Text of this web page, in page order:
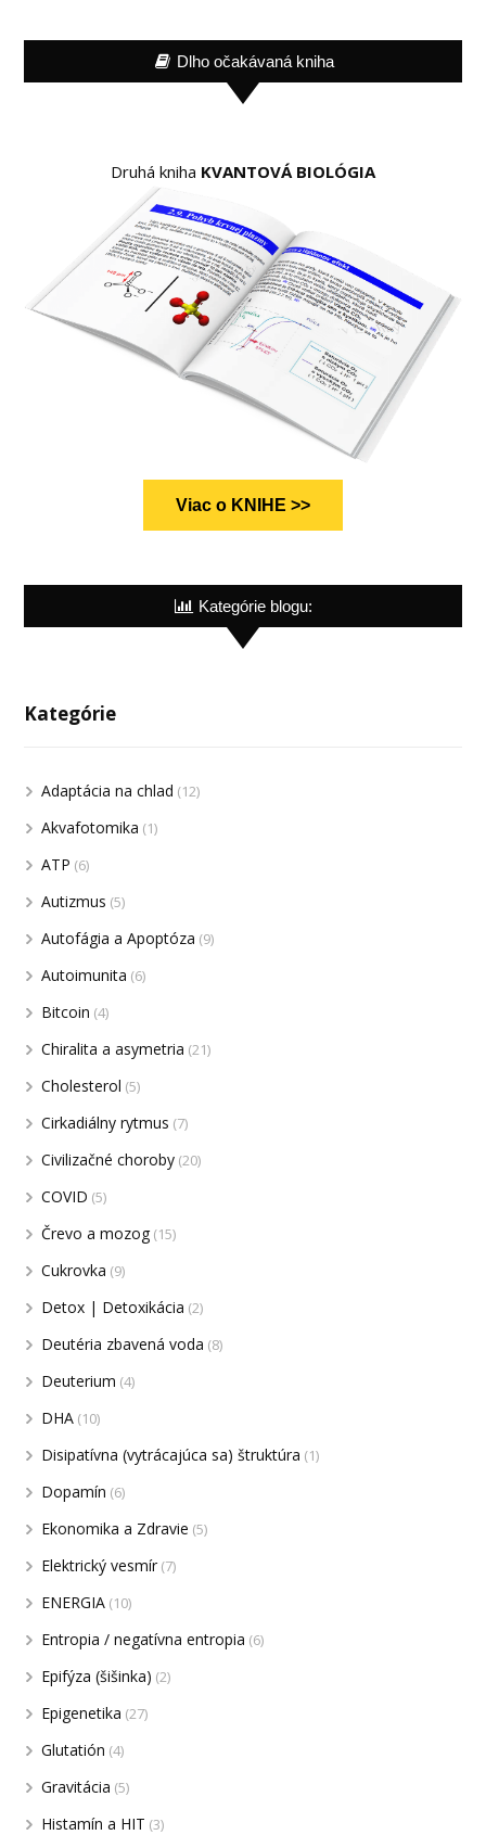
Dlho očakávaná kniha
Druhá kniha KVANTOVÁ BIOLÓGIA
Viac o KNIHE >>
Kategórie blogu:
Kategórie
Adaptácia na chlad (12)
Akvafotomika (1)
ATP (6)
Autizmus (5)
Autofágia a Apoptóza (9)
Autoimunita (6)
Bitcoin (4)
Chiralita a asymetria (21)
Cholesterol (5)
Cirkadiálny rytmus (7)
Civilizačné choroby (20)
COVID (5)
Črevo a mozog (15)
Cukrovka (9)
Detox | Detoxikácia (2)
Deutéria zbavená voda (8)
Deuterium (4)
DHA (10)
Disipatívna (vytrácajúca sa) štruktúra (1)
Dopamín (6)
Ekonomika a Zdravie (5)
Elektrický vesmír (7)
ENERGIA (10)
Entropia / negatívna entropia (6)
Epifýza (šišinka) (2)
Epigenetika (27)
Glutatión (4)
Gravitácia (5)
Histamín a HIT (3)